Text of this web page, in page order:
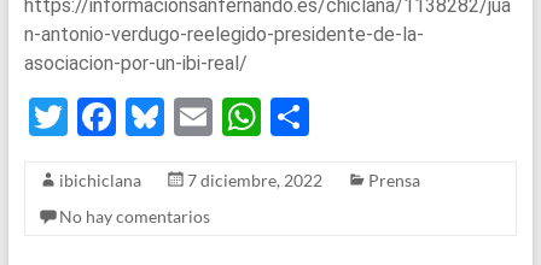
https://informacionsanfernando.es/chiclana/1138282/jua
n-antonio-verdugo-reelegido-presidente-de-la-
asociacion-por-un-ibi-real/
T
tt
er
F
ce
b
Bl
es
ky
E
ail
W
at
S
ar
ibichiclana 7 diciembre, 2022
Prensa
No hay comentarios